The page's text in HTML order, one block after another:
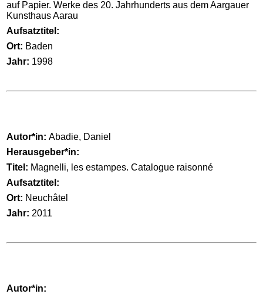
auf Papier. Werke des 20. Jahrhunderts aus dem Aargauer
Kunsthaus Aarau
Aufsatztitel:
Ort: Baden
Jahr: 1998
Autor*in: Abadie, Daniel
Herausgeber*in:
Titel: Magnelli, les estampes. Catalogue raisonné
Aufsatztitel:
Ort: Neuchâtel
Jahr: 2011
Autor*in: